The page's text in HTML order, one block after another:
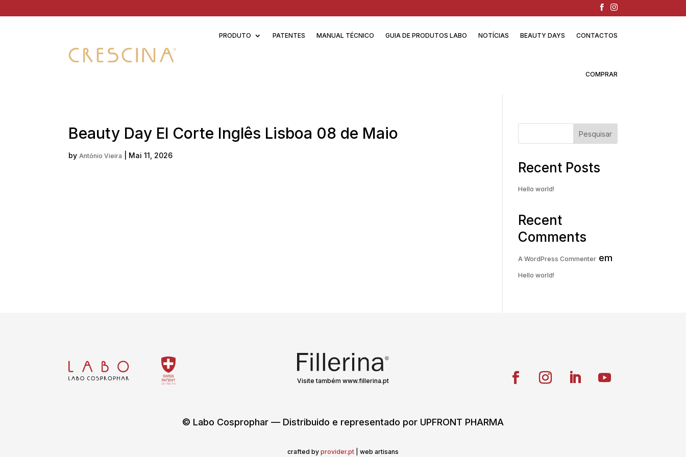
PRODUTO PATENTES MANUAL TÉCNICO GUIA DE PRODUTOS LABO NOTÍCIAS BEAUTY DAYS CONTACTOS
COMPRAR
Beauty Day El Corte Inglês Lisboa 08 de Maio
by António Vieira Mai 11, 2026
Pesquisar
Recent Posts
Hello world!
Recent
Comments
A WordPress Commenter em
Hello world!
Visite também www.fillerina.pt
© Labo Cosprophar — Distribuido e representado por UPFRONT PHARMA
crafted by provider.pt | web artisans